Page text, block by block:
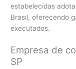
estabelecidas
Brasil, oferecendo
executados.
Empresa de
SP